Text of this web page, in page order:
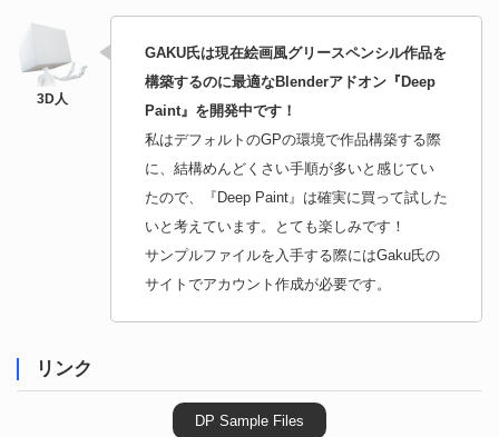
GAKU氏は現在絵画風グリースペンシル作品を
構築するのに最適なBlenderアドオン『Deep
Paint』を開発中です！
私はデフォルトのGPの環境で作品構築する際
に、結構めんどくさい手順が多いと感じてい
たので、『Deep Paint』は確実に買って試した
いと考えています。とても楽しみです！
サンプルファイルを入手する際にはGaku氏の
サイトでアカウント作成が必要です。
リンク
DP Sample Files